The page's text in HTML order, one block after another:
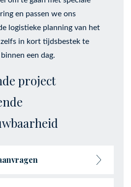
en passen we ons
logistieke planning van het
in kort tijdsbestek te
een dag.
project